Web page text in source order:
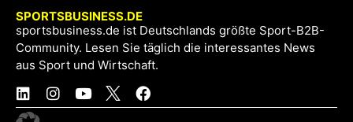
SPORTSBUSINESS.DE
sportsbusiness.de ist Deutschlands größte Sport-B2B-
Community. Lesen Sie täglich die interessantes News
aus Sport und Wirtschaft.